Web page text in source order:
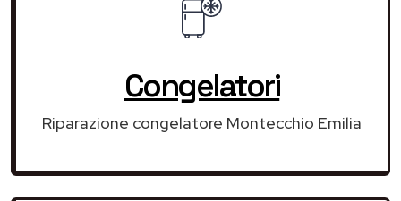
Congelatori
Riparazione congelatore Montecchio Emilia